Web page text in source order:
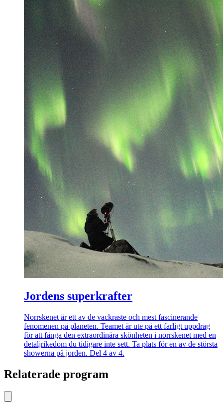
Jordens superkrafter
Norrskenet är ett av de vackraste och mest fascinerande
fenomenen på planeten. Teamet är ute på ett farligt uppdrag
för att fånga den extraordinära skönheten i norrskenet med en
detaljrikedom du tidigare inte sett. Ta plats för en av de största
showerna på jorden. Del 4 av 4.
Relaterade program